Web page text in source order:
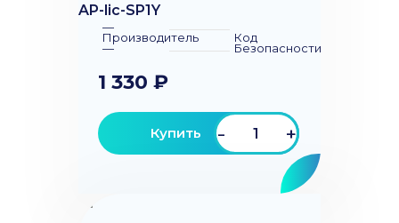
AP-lic-SP1Y
—
Производитель
—
Код
Безопасности
1 330 ₽
Купить - +